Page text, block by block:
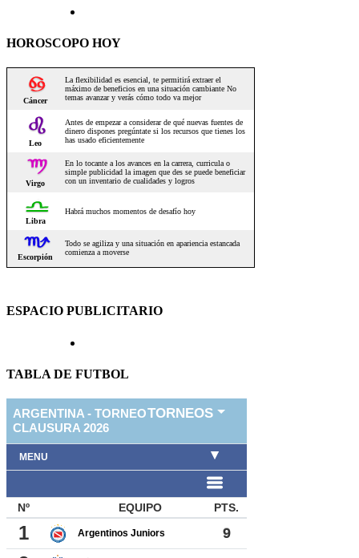
HOROSCOPO HOY
ESPACIO PUBLICITARIO
TABLA DE FUTBOL